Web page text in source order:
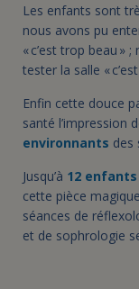
Les enfants sont
nous avons pu
« c’est trop beau »
tester la salle «
Enfin cette douce
santé l’impression
environnants des
Jusqu’à 12 enfants
cette pièce
séances de
et de sophrologie